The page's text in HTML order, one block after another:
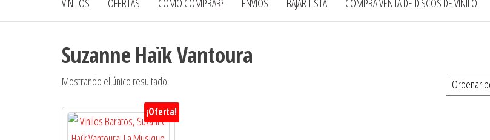
VINILOS OFERTAS CÓMO COMPRAR? ENVÍOS BAJAR LISTA COMPRA VENTA DE DISCOS DE VINILO
Suzanne Haïk Vantoura
Mostrando el único resultado
¡Oferta!